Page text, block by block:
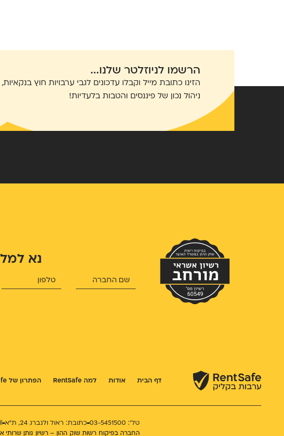
הרשמו לניוזלטר שלנו...
הזינו כתובת מייל וקבלו עדכונים לגבי ערבויות חוץ בנקאיות,
ניהול נכון של פיננסים והטבות בלעדיות!
נא
דף הבית אודות למה RentSafe הפתרון של RentSafe
טל': 03-5451500 כתובת: ראול ולנברג 24, ת״א